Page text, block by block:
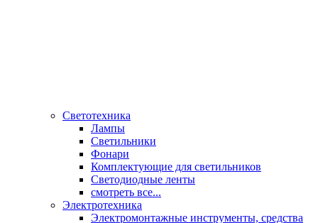
Светотехника
Лампы
Светильники
Фонари
Комплектующие для светильников
Светодиодные ленты
смотреть все...
Электротехника
Электромонтажные инструменты, средства